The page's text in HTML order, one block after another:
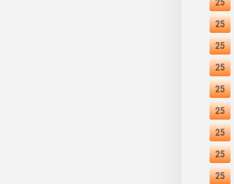
25
25
25
25
25
25
25
25
25